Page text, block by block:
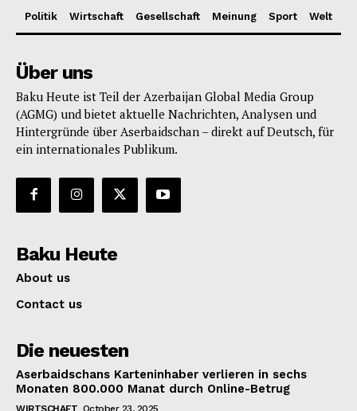
Politik Wirtschaft Gesellschaft Meinung Sport Welt
Über uns
Baku Heute ist Teil der Azerbaijan Global Media Group
(AGMG) und bietet aktuelle Nachrichten, Analysen und
Hintergründe über Aserbaidschan – direkt auf Deutsch, für
ein internationales Publikum.
Baku Heute
About us
Contact us
Die neuesten
Aserbaidschans Karteninhaber verlieren in sechs
Monaten 800.000 Manat durch Online-Betrug
WIRTSCHAFT October 23, 2025